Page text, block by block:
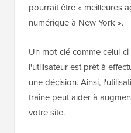
pourrait être « meilleures
numérique à New York ».
Un mot-clé comme celui-
l'utilisateur est prêt à
une décision. Ainsi,
traîne peut aider à
votre site.